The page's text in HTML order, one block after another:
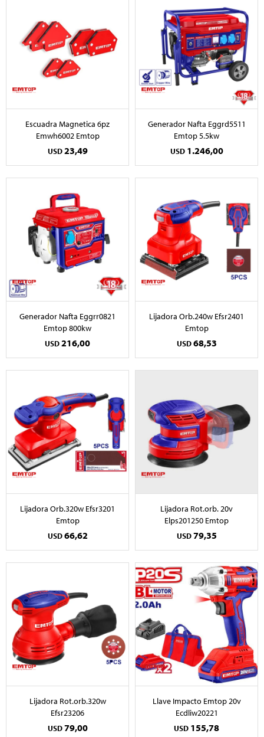
Escuadra Magnetica 6pz
Emwh6002 Emtop
USD 23,49
Generador Nafta Eggrd5511
Emtop 5.5kw
USD 1.246,00
Generador Nafta Eggrr0821
Emtop 800kw
USD216,00
Lijadora Orb.240w Efsr2401
Emtop
USD 68,53
Lijadora Orb.320w Efsr3201
Emtop
USD 66,62
Lijadora Rot.orb. 20v
Elps201250 Emtop
USD 79,35
Lijadora Rot.orb.320w
Efsr23206
USD 79,00
Llave Impacto Emtop 20v
Ecdliw20221
USD 155,78